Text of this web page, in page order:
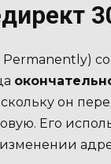
Permanently)
он
Его